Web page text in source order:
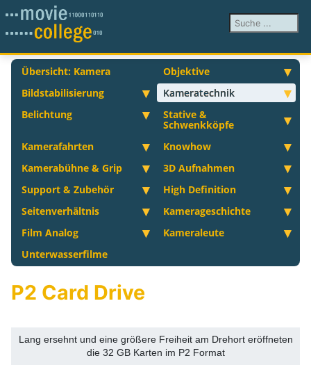
Suchen ...
Übersicht: Kamera
Objektive
Bildstabilisierung
Kameratechnik
Belichtung
Stative &
Schwenkköpfe
Kamerafahrten
Knowhow
Kamerabühne & Grip
3D Aufnahmen
Support & Zubehör
High Definition
Seitenverhältnis
Kamerageschichte
Film Analog
Kameraleute
Unterwasserfilme
P2 Card Drive
Lang ersehnt und eine größere Freiheit am Drehort eröffneten
die 32 GB Karten im P2 Format